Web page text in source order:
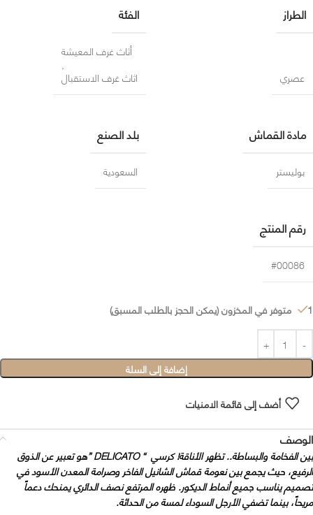
الطراز
عصري
الفئة
أثاث غرف المعيشة
,
اثاث غرف الاستقبال
مادة القماش
بوليستر
بلد الصنع
السعودية
رقم المنتج
#00086
1 متوفر في المخزون (يمكن الحجز بالطلب المسبق)
إضافة إلى السلة
أضف إلى قائمة الامنيات
الوصف
بين الفخامة والبساطة.. تظهر الأناقة! كرسي “ DELICATO ”هو تعبير عن الذوق
الرفيع، حيث يجمع بين نعومة قماش الشانيل الفاخر وصرامة المعدن الأسود في
تصميم يناسب جميع أنماط الديكور. ظهره المرتفع نصف الدائري يمنحك دعماً
مريحاً، بينما تضفي الأرجل السوداء لمسة من الحداثة.